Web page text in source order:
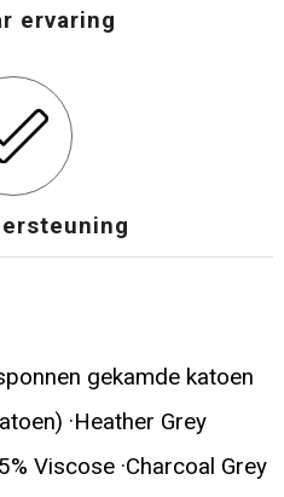
ervaring
gekamde katoen
·Heather Grey
Viscose ·Charcoal Grey